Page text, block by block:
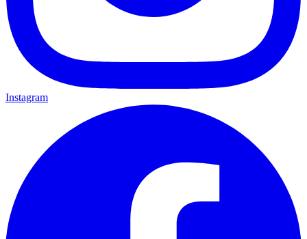
Instagram